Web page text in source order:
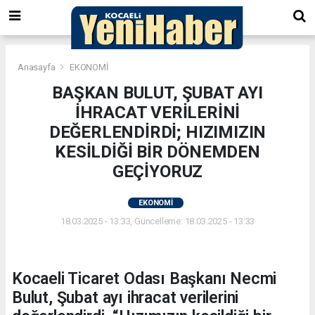
Anasayfa EKONOMİ
BAŞKAN BULUT, ŞUBAT AYI
İHRACAT VERİLERİNİ
DEĞERLENDİRDİ; HIZIMIZIN
KESİLDİĞİ BİR DÖNEMDEN
GEÇİYORUZ
EKONOMİ
18.03.2025 - 13:33, Güncelleme: 18.03.2025 - 13:33
Kocaeli Ticaret Odası Başkanı Necmi
Bulut, Şubat ayı ihracat verilerini